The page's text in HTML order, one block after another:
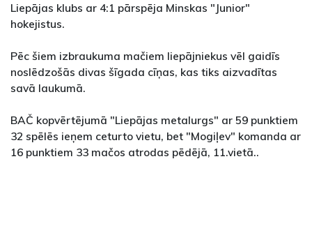
Liepājas klubs ar 4:1 pārspēja Minskas "Junior"
hokejistus.
Pēc šiem izbraukuma mačiem liepājniekus vēl gaidīs
noslēdzošās divas šīgada cīņas, kas tiks aizvadītas
savā laukumā.
BAČ kopvērtējumā "Liepājas metalurgs" ar 59 punktiem
32 spēlēs ieņem ceturto vietu, bet "Mogiļev" komanda ar
16 punktiem 33 mačos atrodas pēdējā, 11.vietā..